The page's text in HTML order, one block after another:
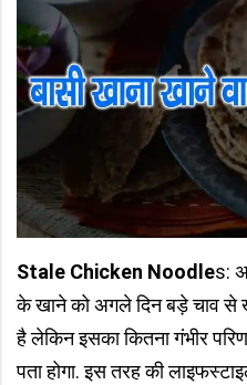
Stale Chicken Noodles:
के खाने को अगले दिन बड़े चाव से
है लेकिन इसका कितना गंभीर
पता होगा. इस तरह की